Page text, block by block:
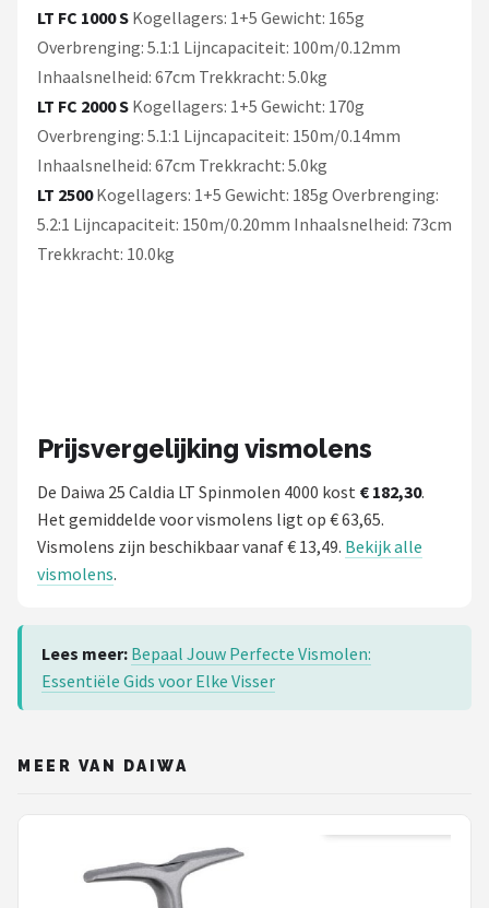
LT FC 1000 S Kogellagers: 1+5 Gewicht: 165g
Overbrenging: 5.1:1 Lijncapaciteit: 100m/0.12mm
Inhaalsnelheid: 67cm Trekkracht: 5.0kg
LT FC 2000 S Kogellagers: 1+5 Gewicht: 170g
Overbrenging: 5.1:1 Lijncapaciteit: 150m/0.14mm
Inhaalsnelheid: 67cm Trekkracht: 5.0kg
LT 2500Kogellagers: 1+5 Gewicht: 185g Overbrenging:
5.2:1 Lijncapaciteit: 150m/0.20mm Inhaalsnelheid: 73cm
Trekkracht: 10.0kg
Prijsvergelijking vismolens
De Daiwa 25 Caldia LT Spinmolen 4000 kost € 182,30.
Het gemiddelde voor vismolens ligt op € 63,65.
Vismolens zijn beschikbaar vanaf € 13,49. Bekijk alle
vismolens.
Lees meer: Bepaal Jouw Perfecte Vismolen:
Essentiële Gids voor Elke Visser
MEER VAN DAIWA